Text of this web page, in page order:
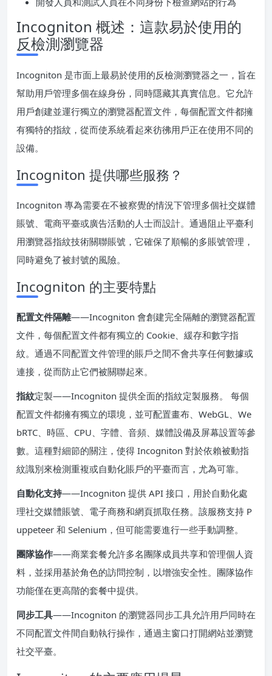
Incogniton 概述：這款易於使用的
反檢測瀏覽器
Incogniton 是市面上最易於使用的反檢測瀏覽器之一，旨在
幫助用戶管理多個在線身份，同時隱藏其真實信息。它允許
用戶創建並運行獨立的瀏覽器配置文件，每個配置文件都擁
有獨特的指紋，從而使系統看起來彷彿用戶正在使用不同的
設備。
Incogniton 提供哪些服務？
Incogniton 專為需要在不被察覺的情況下管理多個社交媒體
賬號、電商平臺或廣告活動的人士而設計。通過阻止平臺利
用瀏覽器指紋技術關聯賬號，它確保了順暢的多賬號管理，
同時避免了被封號的風險。
Incogniton 的主要特點
配置文件隔離——Incogniton 會創建完全隔離的瀏覽器配置
文件，每個配置文件都有獨立的 Cookie、緩存和數字指
紋。通過不同配置文件管理的賬戶之間不會共享任何數據或
連接，從而防止它們被關聯起來。
指紋定製——Incogniton 提供全面的指紋定製服務。 每個
配置文件都擁有獨立的環境，並可配置畫布、WebGL、We
bRTC、時區、CPU、字體、音頻、媒體設備及屏幕設置等參
數。這種對細節的關注，使得 Incogniton 對於依賴被動指
紋識別來檢測重複或自動化賬戶的平臺而言，尤為可靠。
自動化支持——Incogniton 提供 API 接口，用於自動化處
理社交媒體賬號、電子商務和網頁抓取任務。該服務支持 P
uppeteer 和 Selenium，但可能需要進行一些手動調整。
團隊協作——商業套餐允許多名團隊成員共享和管理個人資
料，並採用基於角色的訪問控制，以增強安全性。團隊協作
功能僅在更高階的套餐中提供。
同步工具——Incogniton 的瀏覽器同步工具允許用戶同時在
不同配置文件間自動執行操作，通過主窗口打開網站並瀏覽
社交平臺。